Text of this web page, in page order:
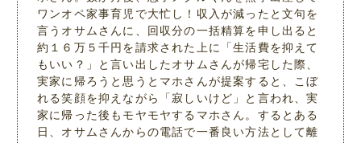
ワンオペ家事育児で大忙し！収入が減ったと文句を
言うオサムさんに、回収分の一括精算を申し出ると
約１６万５千円を請求された上に「生活費を抑えて
もいい？」と言い出したオサムさんが帰宅した際、
実家に帰ろうと思うとマホさんが提案すると、こぼ
れる笑顔を抑えながら「寂しいけど」と言われ、実
家に帰った後もモヤモヤするマホさん。するとある
日、オサムさんからの電話で一番良い方法として離